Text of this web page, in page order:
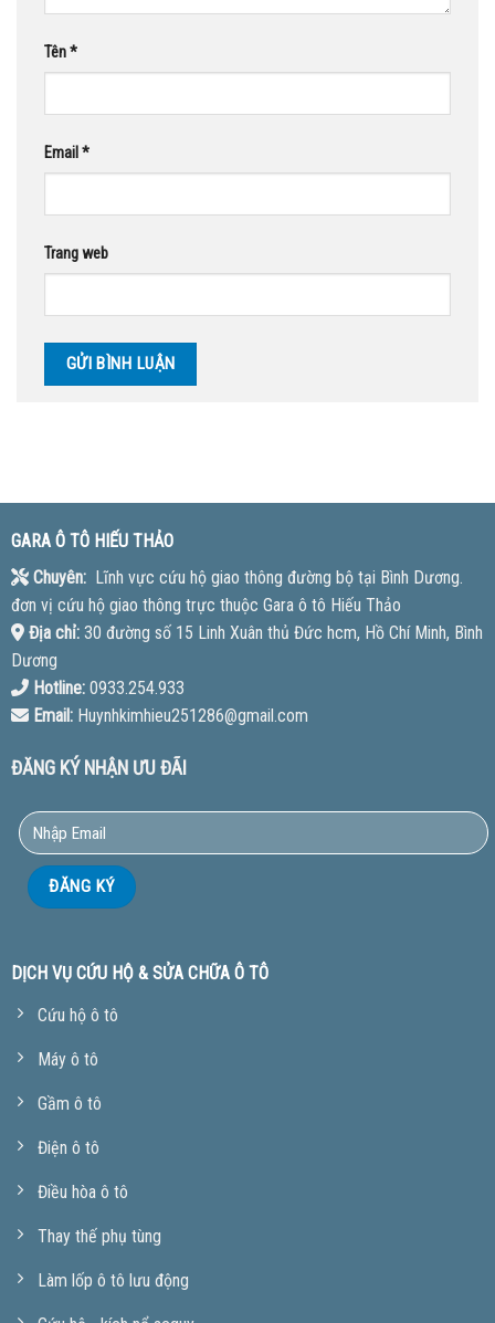
Tên*
Email *
Trang web
GARA Ô TÔ HIẾU THẢO
Chuyên:Lĩnh vực cứu hộ giao thông đường bộ tại Bình Dương.
đơn vị cứu hộ giao thông trực thuộc Gara ô tô Hiếu Thảo
Địa chỉ:30 đường số 15 Linh Xuân thủ Đức hcm, Hồ Chí Minh, Bình
Dương
Hotline:0933.254.933
Email:Huynhkimhieu251286@gmail.com
ĐĂNG KÝ NHẬN ƯU ĐÃI
DỊCH VỤ CỨU HỘ & SỬA CHỮA Ô TÔ
Cứu hộ ô tô
Máy ô tô
Gầm ô tô
Điện ô tô
Điều hòa ô tô
Thay thế phụ tùng
Làm lốp ô tô lưu động